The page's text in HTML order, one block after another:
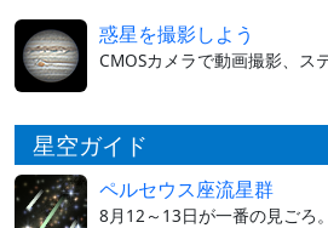
惑星を撮影しよう
CMOSカメラで動画撮影、ス
星空ガイド
ペルセウス座流星群
8月12～13日が一番の見ごろ